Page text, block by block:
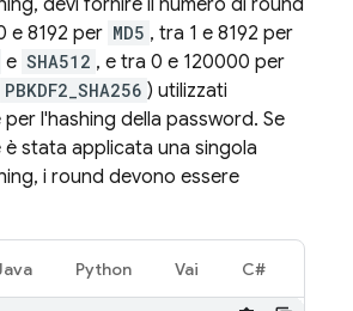
devi fornire il numero di round
e 8192 per MD5 , tra 1 e 8192 per
e SHA512 , e tra 0 e 120000 per
PBKDF2_SHA256 ) utilizzati
l'hashing della password. Se
stata applicata una singola
i round devono essere
Python Vai C#